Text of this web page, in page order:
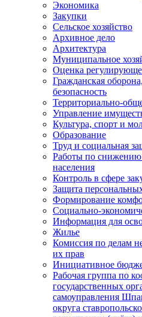
Экономика
Закупки
Сельское хозяйство
Архивное дело
Архитектура
Муниципальное
Оценка
Гражданская
безопасность
Территориально-
Управление
Культура, спорт и
Образование
Труд и социальная
Работы по снижению
населения
Контроль в сфере
Защита
Формирование
Социально-
Информация для
Жилье
Комиссия по делам
их прав
Инициативное
Рабочая группа по
государственных
самоуправления
округа